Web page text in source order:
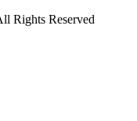
Rights Reserved